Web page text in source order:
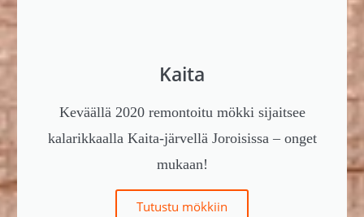
Kaita
Keväällä 2020 remontoitu mökki sijaitsee
kalarikkaalla Kaita-järvellä Joroisissa – onget
mukaan!
Tutustu mökkiin